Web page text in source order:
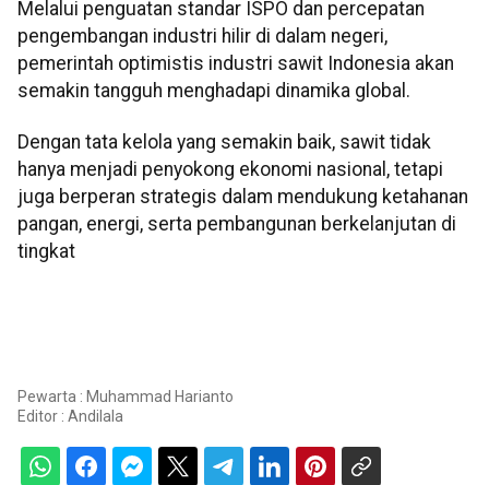
Melalui penguatan standar ISPO dan percepatan
pengembangan industri hilir di dalam negeri,
pemerintah optimistis industri sawit Indonesia akan
semakin tangguh menghadapi dinamika global.
Dengan tata kelola yang semakin baik, sawit tidak
hanya menjadi penyokong ekonomi nasional, tetapi
juga berperan strategis dalam mendukung ketahanan
pangan, energi, serta pembangunan berkelanjutan di
tingkat
Pewarta : Muhammad Harianto
Editor : Andilala